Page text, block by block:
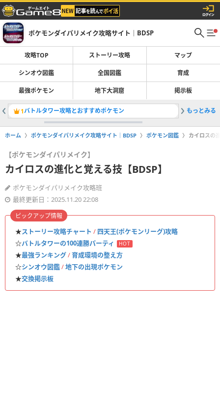
ポケモンダイパリメイク攻略サイト｜BDSP
攻略TOP ストーリー攻略 マップ
シンオウ図鑑 全国図鑑 育成
最強ポケモン 地下大洞窟 掲示板
1バトルタワー攻略とおすすめポケモン 2かいの
もっとみる
ホーム ポケモンダイパリメイク攻略サイト｜BDSP ポケモン図鑑 カイロスの
【ポケモンダイパリメイク】
カイロスの進化と覚える技【BDSP】
ポケモンダイパリメイク攻略班
最終更新日：2025.11.20 22:08
★ストーリー攻略チャート / 四天王(ポケモンリーグ)攻略
☆バトルタワーの100連勝パーティ HOT
★最強ランキング/育成環境の整え方
☆シンオウ図鑑/地下の出現ポケモン
★交換掲示板
ピックアップ情報